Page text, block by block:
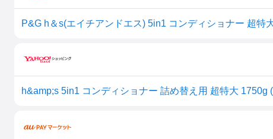
P&G h＆s(エイチアンドエス) 5in1 コンディショナー 超特
h&amp;s 5in1 コンディショナー 詰め替え用 超特大 1750g